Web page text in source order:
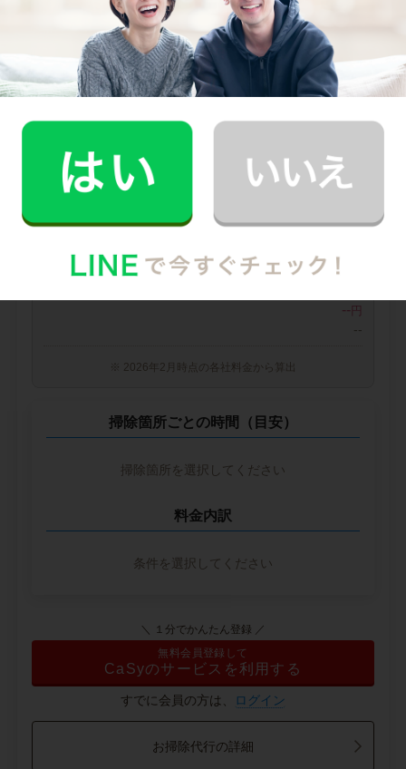
料金（税込・交通費込）
--
他社との比較
--
中堅CH社
-- 円
--
※ 2026年2月時点の各社料金から算出
掃除箇所ごとの時間（目安）
掃除箇所を選択してください
料金内訳
条件を選択してください
＼ １分でかんたん登録 ／
無料会員登録して
CaSyのサービスを利用する
すでに会員の方は、 ログイン
お掃除代行の詳細